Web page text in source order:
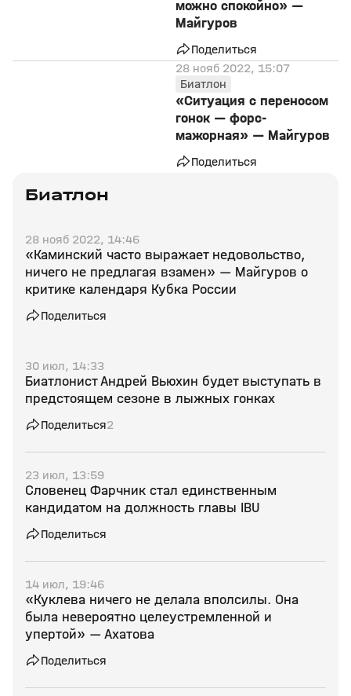
можно спокойно» —
Майгуров
Поделиться
28 нояб 2022, 15:07
Биатлон
«Ситуация с переносом
гонок — форс-
мажорная» — Майгуров
Поделиться
Биатлон
28 нояб 2022, 14:46
«Каминский часто выражает недовольство,
ничего не предлагая взамен» — Майгуров о
критике календаря Кубка России
Поделиться
30 июл, 14:33
Биатлонист Андрей Вьюхин будет выступать в
предстоящем сезоне в лыжных гонках
Поделиться2
23 июл, 13:59
Словенец Фарчник стал единственным
кандидатом на должность главы IBU
Поделиться
14 июл, 19:46
«Куклева ничего не делала вполсилы. Она
была невероятно целеустремленной и
упертой» — Ахатова
Поделиться